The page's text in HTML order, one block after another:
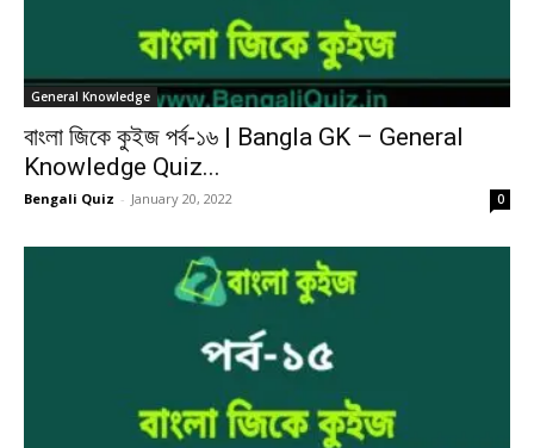
General Knowledge
বাংলা জিকে কুইজ পর্ব-১৬ | Bangla GK – General
Knowledge Quiz...
Bengali Quiz - January 20, 2022 0